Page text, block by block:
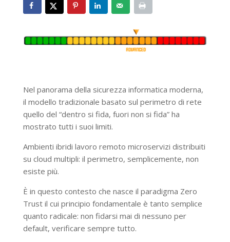
Nel panorama della sicurezza informatica moderna,
il modello tradizionale basato sul perimetro di rete
quello del “dentro si fida, fuori non si fida” ha
mostrato tutti i suoi limiti.
Ambienti ibridi lavoro remoto microservizi distribuiti
su cloud multipli: il perimetro, semplicemente, non
esiste più.
È in questo contesto che nasce il paradigma Zero
Trust il cui principio fondamentale è tanto semplice
quanto radicale: non fidarsi mai di nessuno per
default, verificare sempre tutto.